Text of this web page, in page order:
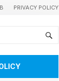
PRIVACY POLICY